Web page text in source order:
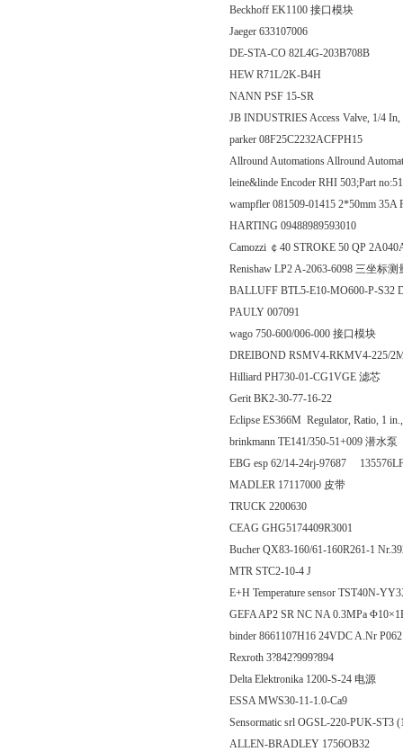
Beckhoff EK1100 接口模块
Jaeger 633107006
DE-STA-CO 82L4G-203B708B
HEW R71L/2K-B4H
NANN PSF 15-SR
JB INDUSTRIES Access Valve, 1/4
parker 08F25C2232ACFPH15
Allround Automations Allround
leine&linde Encoder RHI 503;Part
wampfler 081509-01415 2*50mm 35A
HARTING 09488989593010
Camozzi ￠40 STROKE 50 QP
Renishaw LP2 A-2063-6098 三坐标
BALLUFF BTL5-E10-MO600-P-S32
PAULY 007091
wago 750-600/006-000 接口模块
DREIBOND RSMV4-RKMV4-225/
Hilliard PH730-01-CG1VGE 滤芯
Gerit BK2-30-77-16-22
Eclipse ES366M Regulator, Ratio, 1
brinkmann TE141/350-51+009 潜水泵
EBG esp 62/14-24rj-97687
MADLER 17117000 皮带
TRUCK 2200630
CEAG GHG5174409R3001
Bucher QX83-160/61-160R261-1
MTR STC2-10-4 J
E+H Temperature sensor TST40N-
GEFA AP2 SR NC NA 0.3MPa
binder 8661107H16 24VDC A.Nr
Rexroth 3?842?999?894
Delta Elektronika 1200-S-24 电源
ESSA MWS30-11-1.0-Ca9
Sensormatic srl OGSL-220-PUK-ST3
ALLEN-BRADLEY 1756OB32